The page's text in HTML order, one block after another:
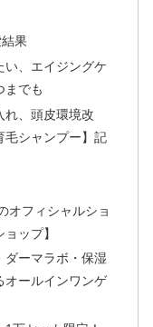
結果
い、エイジングケ
までも
れ、頭皮環境改
毛シャンプー】記
オフィシャルショ
ップ】
ダーマラボ・保湿
オールインワンゲ